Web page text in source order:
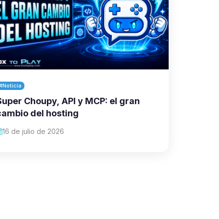
Choupy, API y MCP: el gran
del hosting
16 de julio de 2026